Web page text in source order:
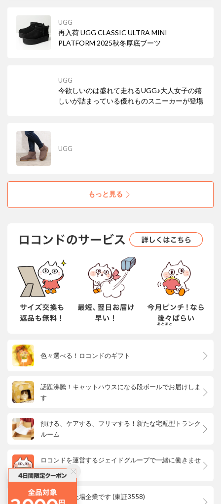
UGG
再入荷 UGG CLASSIC ULTRA MINI
PLATFORM 2025秋冬厚底ブーツ
UGG
今欲しいのは盛れて走れるUGG♪大人女子の嬉
しいが詰まっている優れものスニーカーが登場
UGG
もっと見る
色々選べる！ロコンドのギフト
話題沸騰！キャットハウスになる段ボールでお届けしま
す
預ける、ケアする、フリマする！新たな宅配型トランク
ルーム
ロコンドを運営するジェイドグループで一緒に働きませ
んか？
ロコンドは上場企業です (東証3558)